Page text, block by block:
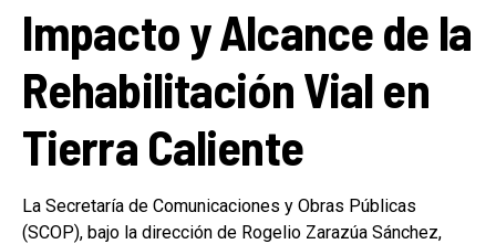
Impacto y Alcance de la
Rehabilitación Vial en
Tierra Caliente
La Secretaría de Comunicaciones y Obras Públicas
(SCOP), bajo la dirección de Rogelio Zarazúa Sánchez,